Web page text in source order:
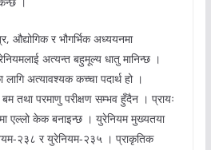
औद्योगिक र भौगर्भिक अध्ययनमा
अत्यन्त बहुमूल्य धातु मानिन्छ ।
अत्यावश्यक कच्चा पदार्थ हो ।
तथा परमाणु परीक्षण सम्भव हुँदैन । प्रायः
एल्लो केक बनाइन्छ । युरेनियम मुख्यतया
२३८ र युरेनियम-२३५ । प्राकृतिक